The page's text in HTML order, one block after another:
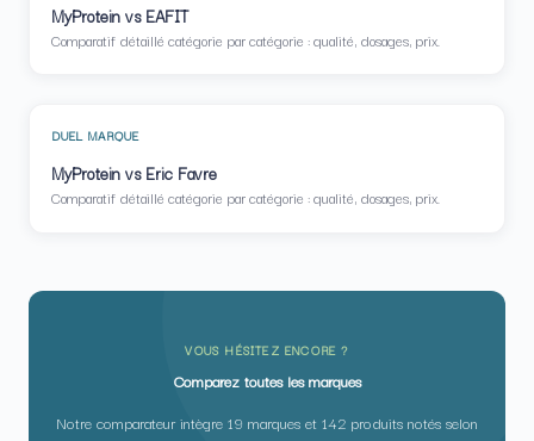
MyProtein vs EAFIT
Comparatif détaillé catégorie par catégorie : qualité, dosages, prix.
DUEL MARQUE
MyProtein vs Eric Favre
Comparatif détaillé catégorie par catégorie : qualité, dosages, prix.
VOUS HÉSITEZ ENCORE ?
Comparez toutes les marques
Notre comparateur intègre 19 marques et 142 produits notés selon